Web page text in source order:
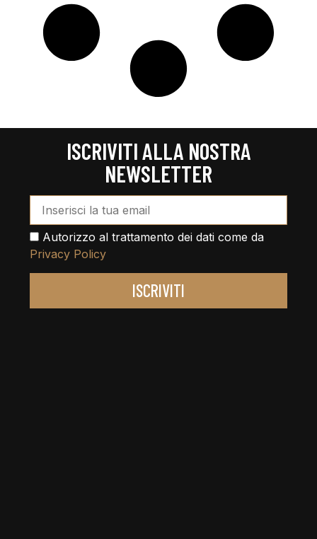
ISCRIVITI ALLA NOSTRA
NEWSLETTER
Email Address*
Autorizzo al trattamento dei dati come da
Privacy Policy